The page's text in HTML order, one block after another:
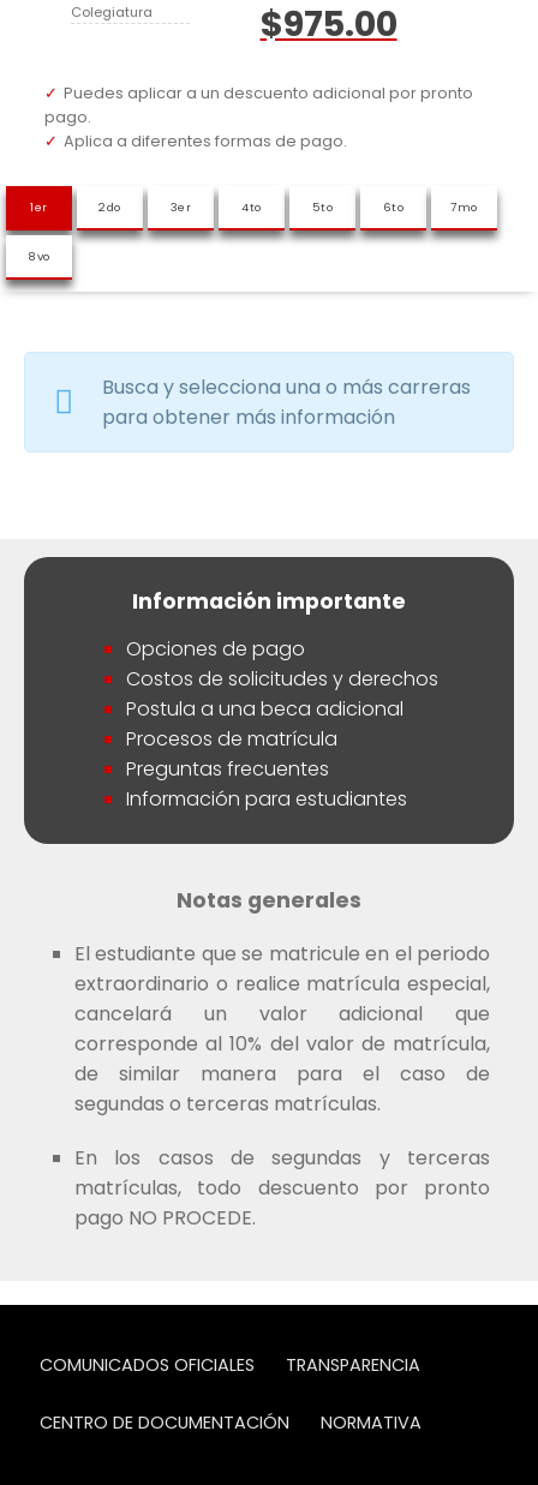
Colegiatura $975.00
Puedes aplicar a un descuento adicional por pronto
pago.
Aplica a diferentes formas de pago.
Busca y selecciona una o más carreras
para obtener más información
Información importante
Opciones de pago
Costos de solicitudes y derechos
Postula a una beca adicional
Procesos de matrícula
Preguntas frecuentes
Información para estudiantes
Notas generales
El estudiante que se matricule en el periodo
extraordinario o realice matrícula especial,
cancelará un valor adicional que
corresponde al 10% del valor de matrícula,
de similar manera para el caso de
segundas o terceras matrículas.
En los casos de segundas y terceras
matrículas, todo descuento por pronto
pago NO PROCEDE.
COMUNICADOS OFICIALES TRANSPARENCIA
CENTRO DE DOCUMENTACIÓN NORMATIVA